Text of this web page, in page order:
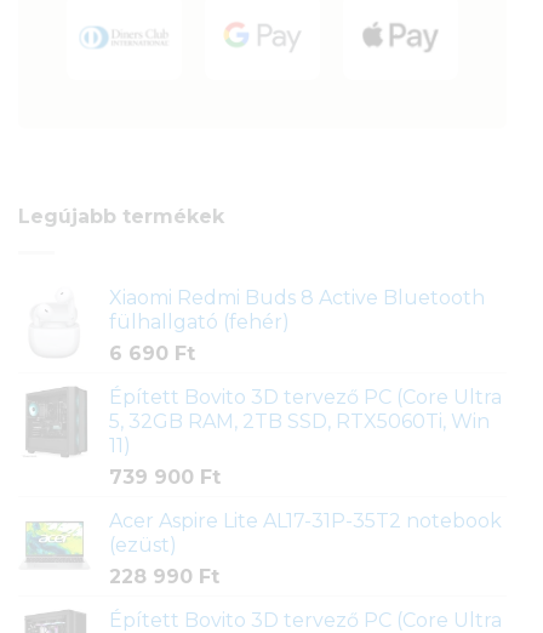
Legújabb termékek
Xiaomi Redmi Buds 8 Active Bluetooth
fülhallgató (fehér)
6 690 Ft
Épített Bovito 3D tervező PC (Core Ultra
5, 32GB RAM, 2TB SSD, RTX5060Ti, Win
11)
739 900 Ft
Acer Aspire Lite AL17-31P-35T2 notebook
(ezüst)
228 990 Ft
Épített Bovito 3D tervező PC (Core Ultra